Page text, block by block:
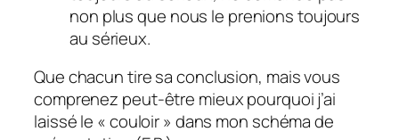
non plus que nous le prenions toujours
au sérieux.
Que chacun tire sa conclusion, mais vous
comprenez peut-être mieux pourquoi j’ai
laissé le « couloir » dans mon schéma de